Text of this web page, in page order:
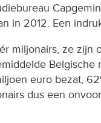
in 2012. Een
miljonairs, ze zijn
Belgische
euro bezat,
dus een